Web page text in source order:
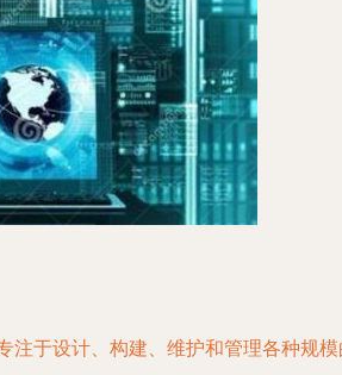
于设计、构建、维护和管理各种规